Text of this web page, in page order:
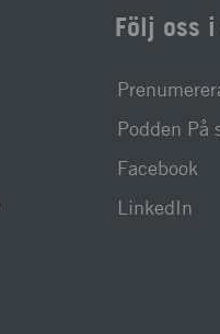
Följ oss
Podden På
Facebook
LinkedIn